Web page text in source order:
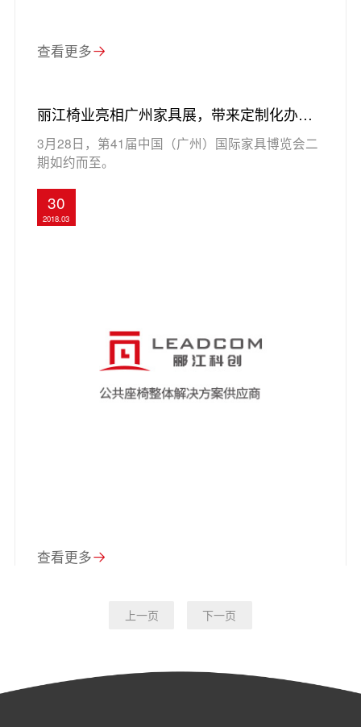
查看更多
丽江椅业亮相广州家具展，带来定制化办公
空间解决方案
3月28日，第41届中国（广州）国际家具博览会二
期如约而至。
30
2018.03
查看更多
上一页 下一页